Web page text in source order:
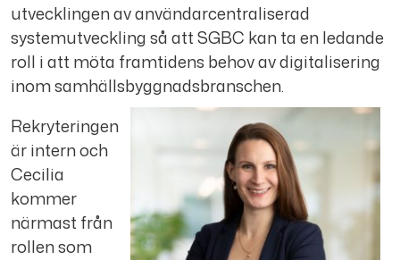
utvecklingen av användarcentraliserad
systemutveckling så att SGBC kan ta en ledande
roll i att möta framtidens behov av digitalisering
inom samhällsbyggnadsbranschen.
Rekryteringen
är intern och
Cecilia
kommer
närmast från
rollen som